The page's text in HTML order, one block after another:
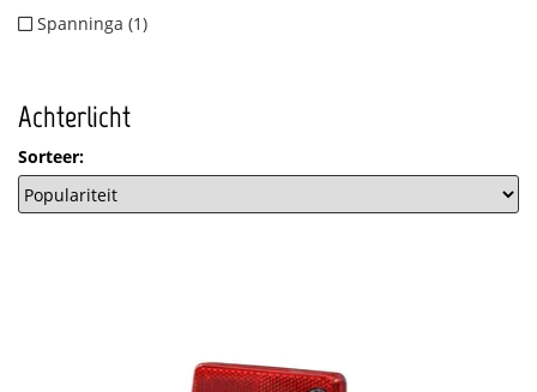
Spanninga (1)
Achterlicht
Sorteer: